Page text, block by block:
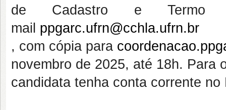
de Cadastro e Termo
mail ppgarc.ufrn@cchla.ufrn.br
, com cópia para
novembro de 2025, até 18h. Para
candidata tenha conta corrente no